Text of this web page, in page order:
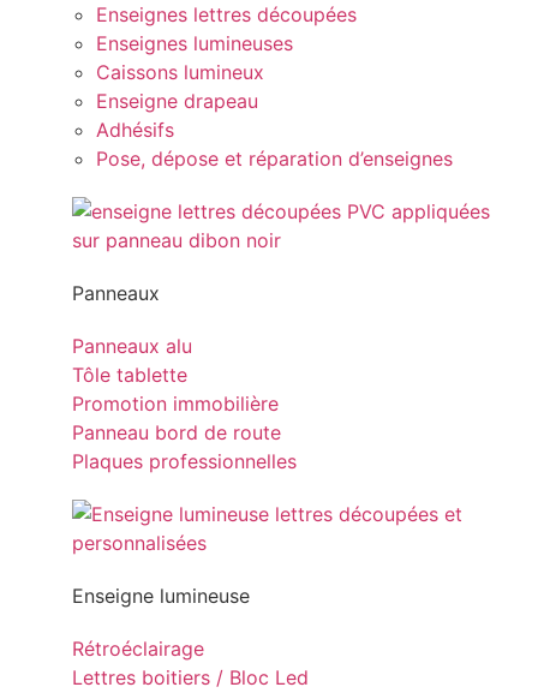
Enseignes lettres découpées
Enseignes lumineuses
Caissons lumineux
Enseigne drapeau
Adhésifs
Pose, dépose et réparation d’enseignes
Panneaux
Panneaux alu
Tôle tablette
Promotion immobilière
Panneau bord de route
Plaques professionnelles
Enseigne lumineuse
Rétroéclairage
Lettres boitiers / Bloc Led